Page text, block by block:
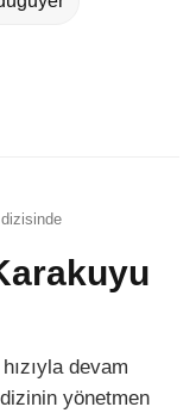
devam
yönetmen